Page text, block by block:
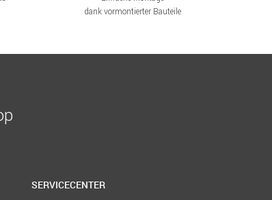
dank vormontierter Bauteile
SERVICECENTER